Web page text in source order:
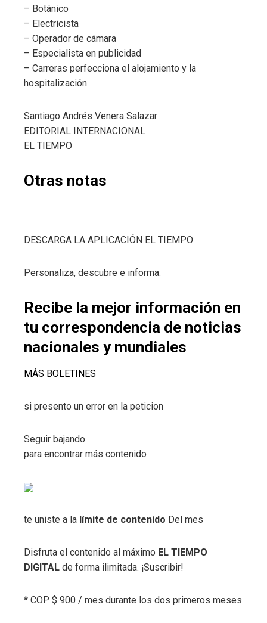
– Botánico
– Electricista
– Operador de cámara
– Especialista en publicidad
– Carreras perfecciona el alojamiento y la
hospitalización
Santiago Andrés Venera Salazar
EDITORIAL INTERNACIONAL
EL TIEMPO
Otras notas
DESCARGA LA APLICACIÓN EL TIEMPO
Personaliza, descubre e informa.
Recibe la mejor información en
tu correspondencia de noticias
nacionales y mundiales
MÁS BOLETINES
si presento un error en la peticion
Seguir bajando
para encontrar más contenido
te uniste a la límite de contenido Del mes
Disfruta el contenido al máximo EL TIEMPO
DIGITAL de forma ilimitada. ¡Suscribir!
* COP $ 900 / mes durante los dos primeros meses